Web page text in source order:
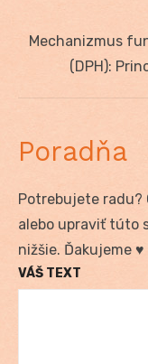
Next
Mechanizmus
(DPH):
Poradňa
Potrebujete radu?
alebo upraviť túto
nižšie. Ďakujeme ♥
VÁŠ TEXT